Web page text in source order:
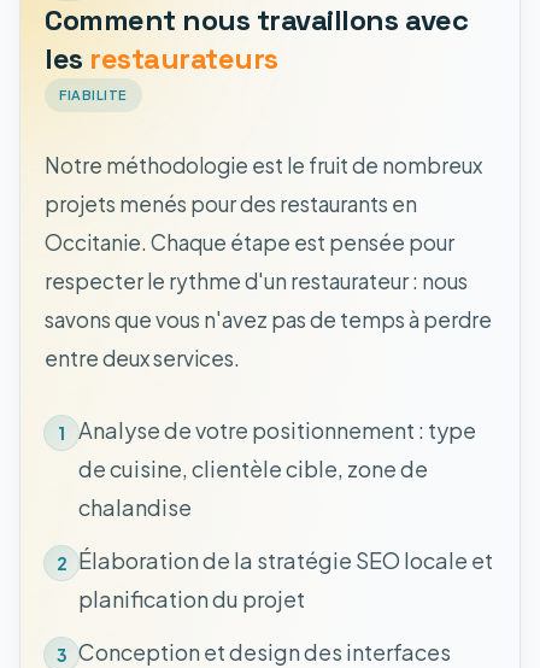
Comment nous travaillons avec
les restaurateurs
FIABILITE
Notre méthodologie est le fruit de nombreux
projets menés pour des restaurants en
Occitanie. Chaque étape est pensée pour
respecter le rythme d'un restaurateur : nous
savons que vous n'avez pas de temps à perdre
entre deux services.
1
Analyse de votre positionnement : type
de cuisine, clientèle cible, zone de
chalandise
2 Élaboration de la stratégie SEO locale et
planification du projet
3 Conception et design des interfaces